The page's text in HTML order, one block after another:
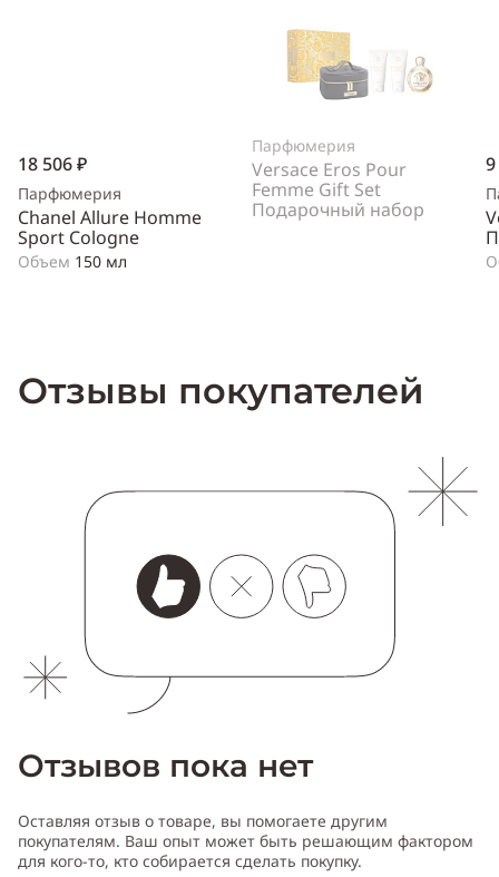
18 506 ₽
Парфюмерия
Chanel Allure Homme
Sport Cologne
Объем 150 мл
Парфюмерия
Versace Eros Pour
Femme Gift Set
Подарочный набор
Отзывы покупателей
Отзывов пока нет
Оставляя отзыв о товаре, вы помогаете другим
покупателям. Ваш опыт может быть решающим фактором
для кого-то, кто собирается сделать покупку.